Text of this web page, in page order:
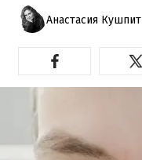
Анастасия Кушпит